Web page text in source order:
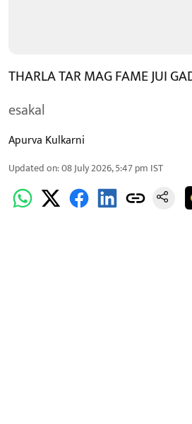
THARLA TAR MAG FAME JUI
esakal
Apurva Kulkarni
Updated on:08 July 2026, 5:47 pm IST